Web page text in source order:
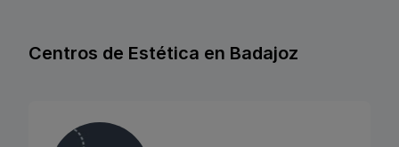
Centros de Estética en Badajoz